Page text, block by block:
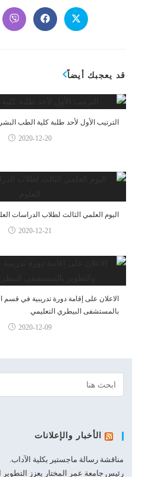
قد يعجبك أيضاً
الترتيب الأول لأحد طلبة كلية الطب
2020-12-20
اليوم العلمي الثالث لطلاب الدراسات
2020-12-21
الاعلان على إقامة دورة تدريبية في قسم
بالمستشفى البيطري التعليمي
2020-12-09
الأخبار والإعلانات
مناقشة رسالة ماجستير بكلية الآداب.
رئيس جامعة عمر المختار يعزز التطوير